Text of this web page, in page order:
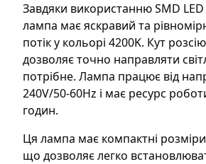
Завдяки використанню SMD LED
лампа має яскравий та
потік у кольорі 4200K. Кут
дозволяє точно направляти
потрібне. Лампа працює від
240V/50-60Hz і має ресурс
годин.
Ця лампа має компактні
що дозволяє легко